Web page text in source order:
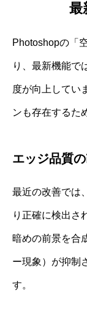
最
Photoshopの「
り、最新機能で
度が向上してい
ンも存在するた
エッジ品質
最近の改善では
り正確に検出さ
暗めの前景を合
ー現象）が抑制
す。